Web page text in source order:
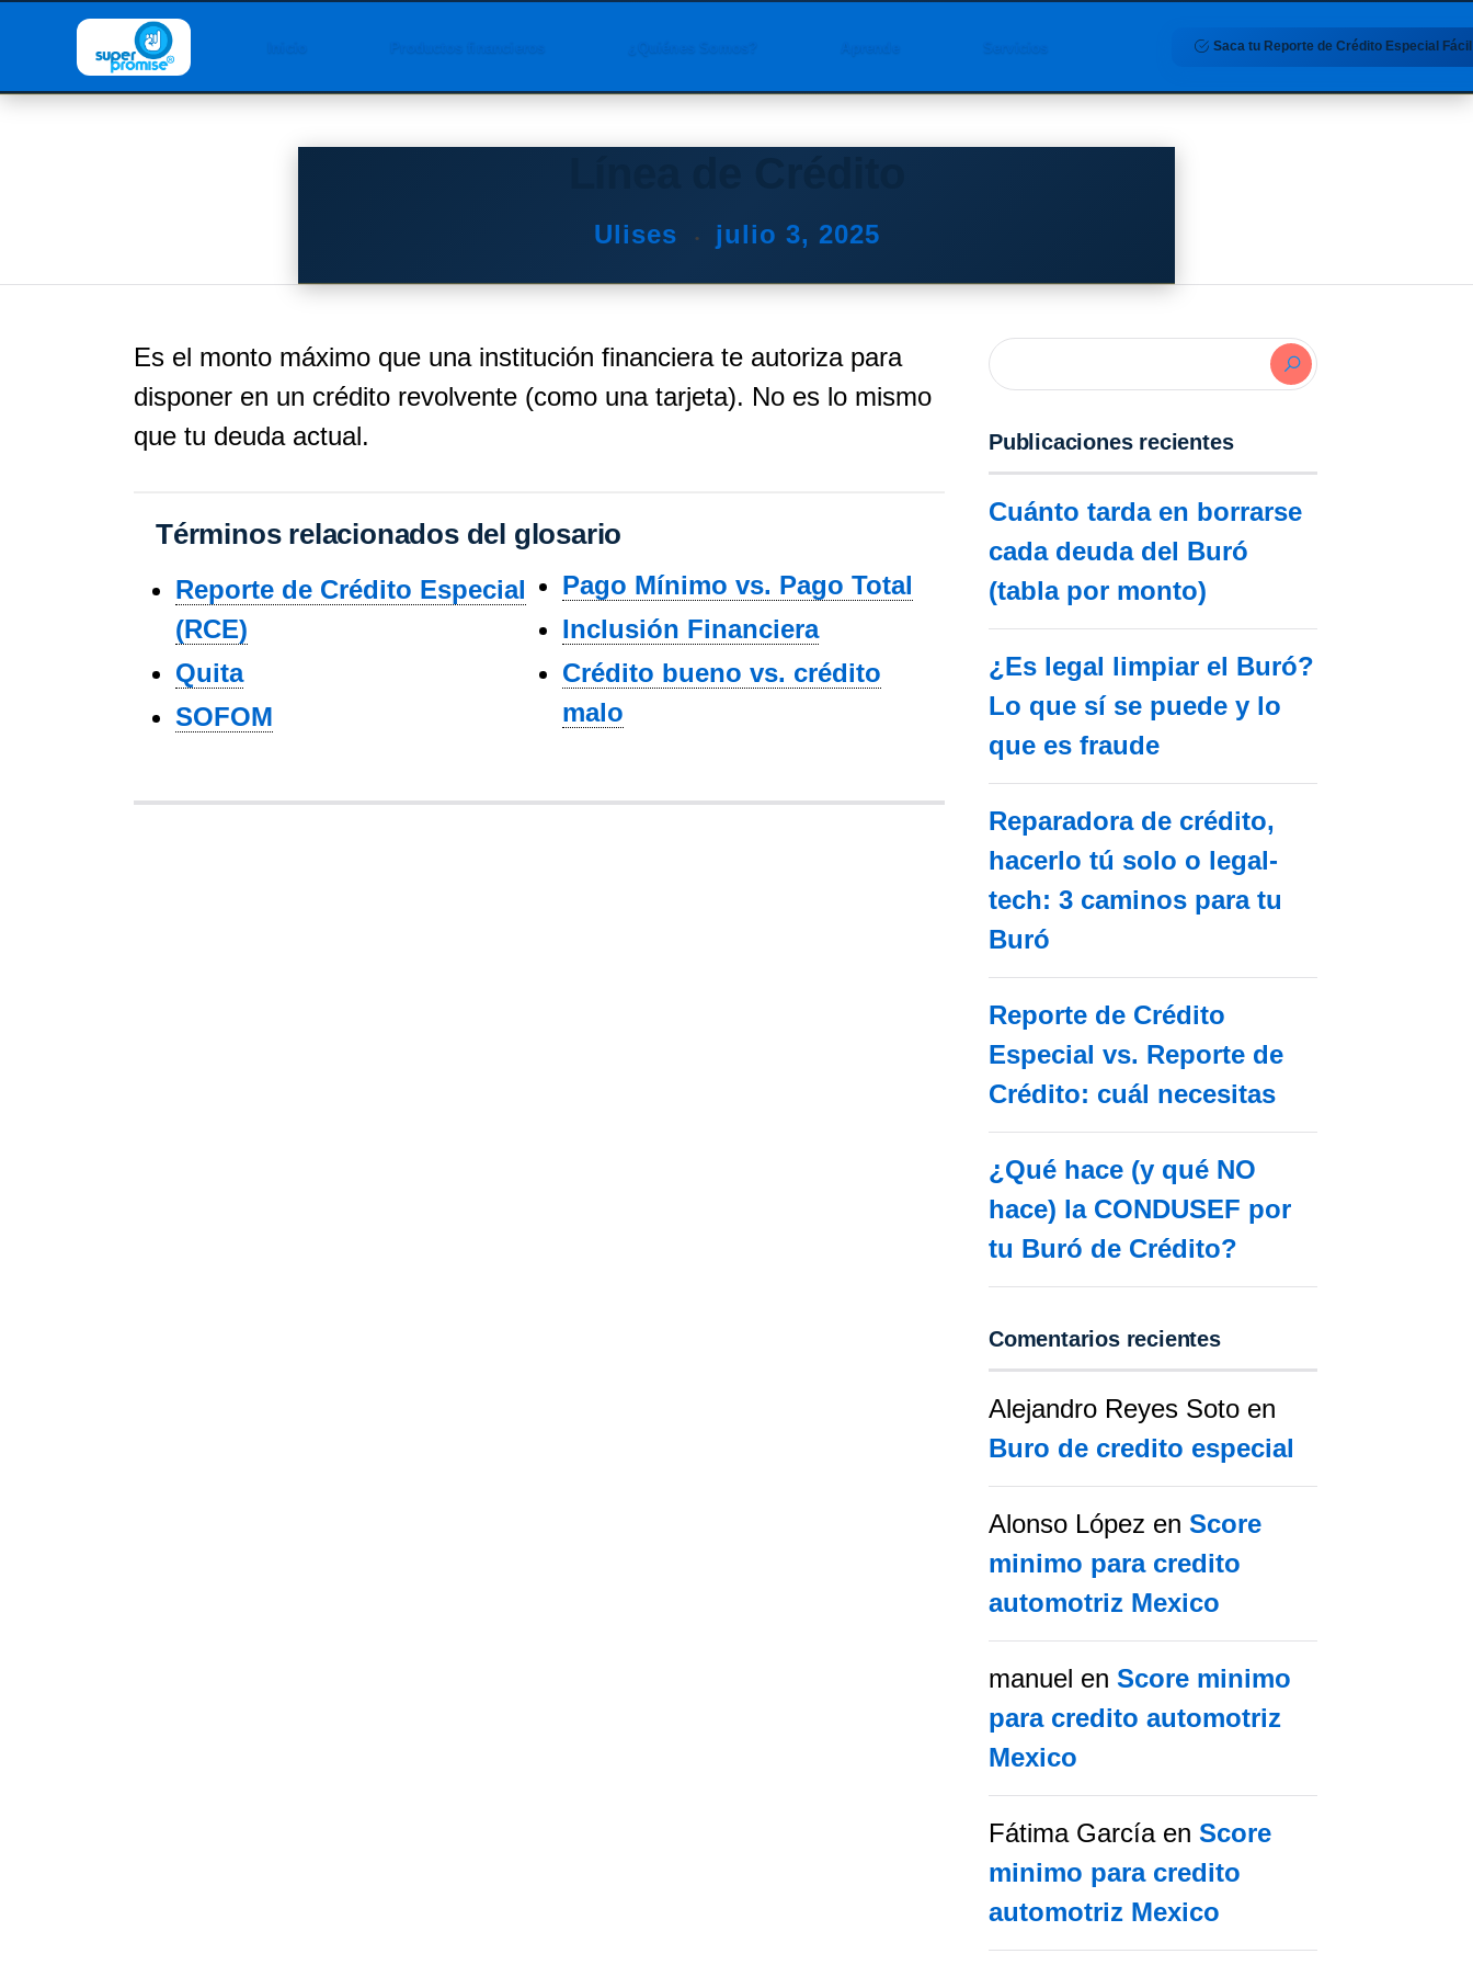
Servicios
Productos financieros ¿Quiénes Somos? Saca tu Reporte de Crédito Especial Fácil
Ulises julio 3, 2025
Es el monto máximo que una institución financiera te autoriza para
disponer en un crédito revolvente (como una tarjeta). No es lo mismo
que tu deuda actual.
Términos relacionados del glosario
Reporte de Crédito Especial
(RCE)
Quita
SOFOM
Pago Mínimo vs. Pago Total
Inclusión Financiera
Crédito bueno vs. crédito
malo
Publicaciones recientes
Cuánto tarda en borrarse
cada deuda del Buró
(tabla por monto)
¿Es legal limpiar el Buró?
Lo que sí se puede y lo
que es fraude
Reparadora de crédito,
hacerlo tú solo o legal-
tech: 3 caminos para tu
Buró
Reporte de Crédito
Especial vs. Reporte de
Crédito: cuál necesitas
¿Qué hace (y qué NO
hace) la CONDUSEF por
tu Buró de Crédito?
Comentarios recientes
Alejandro Reyes Soto en
Buro de credito especial
Alonso López en Score
minimo para credito
automotriz Mexico
manuel en Score minimo
para credito automotriz
Mexico
Fátima Garcíaen Score
minimo para credito
automotriz Mexico